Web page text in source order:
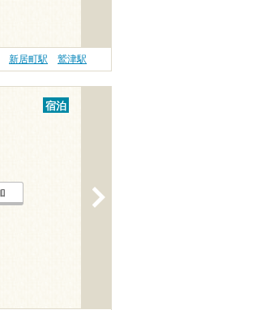
新居町駅 鷲津駅
宿泊